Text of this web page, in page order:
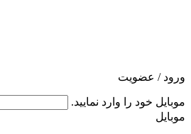
ورود / عضویت
موبایل خود را وارد نمایید.
موبایل